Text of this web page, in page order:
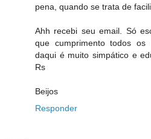
pena, quando se trata de
Ahh recebi seu email. Só
que cumprimento todos
daqui é muito simpático e
Rs
Beijos
Responder